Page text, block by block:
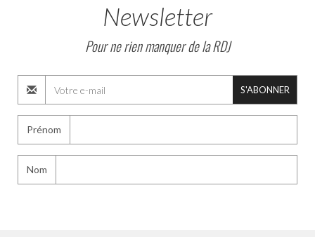
Newsletter
Pour ne rien manquer de la RDJ
S'ABONNER
Prénom
Nom